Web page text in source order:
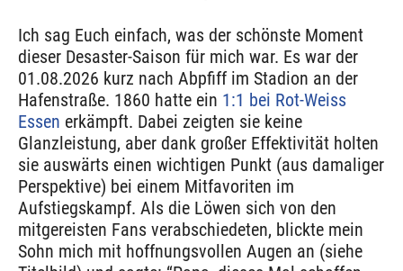
Ich sag Euch einfach, was der schönste Moment
dieser Desaster-Saison für mich war. Es war der
01.08.2026 kurz nach Abpfiff im Stadion an der
Hafenstraße. 1860 hatte ein 1:1 bei Rot-Weiss
Essen erkämpft. Dabei zeigten sie keine
Glanzleistung, aber dank großer Effektivität holten
sie auswärts einen wichtigen Punkt (aus damaliger
Perspektive) bei einem Mitfavoriten im
Aufstiegskampf. Als die Löwen sich von den
mitgereisten Fans verabschiedeten, blickte mein
Sohn mich mit hoffnungsvollen Augen an (siehe